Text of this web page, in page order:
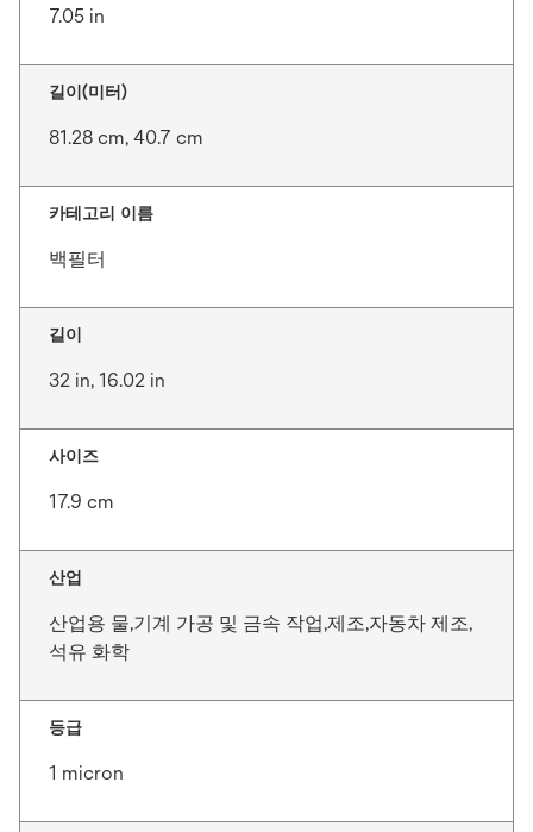
7.05 in
길이(미터)
81.28 cm, 40.7 cm
카테고리 이름
백필터
길이
32 in, 16.02 in
사이즈
17.9 cm
산업
산업용 물,기계 가공 및 금속 작업,제조,자동차 제조,
석유 화학
등급
1 micron